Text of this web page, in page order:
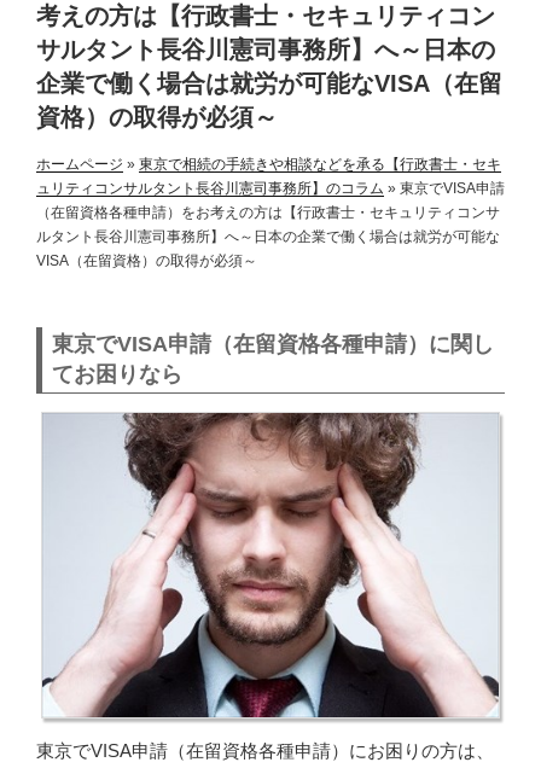
考えの方は 【行政書士・セキュリティコン
サルタント長谷川憲司事務所】へ～日本の
企業で働く場合は就労が可能なVISA（在留
資格）の取得が必須～
ホームページ » 東京で相続の手続きや相談などを承る【行政書士・セキ
ュリティコンサルタント長谷川憲司事務所】のコラム » 東京でVISA申請
（在留資格各種申請）をお考えの方は【行政書士・セキュリティコンサ
ルタント長谷川憲司事務所】へ～日本の企業で働く場合は就労が可能な
VISA（在留資格）の取得が必須～
東京でVISA申請（在留資格各種申請）に関し
てお困りなら
東京でVISA申請 （在留資格各種申請）にお困りの方は、